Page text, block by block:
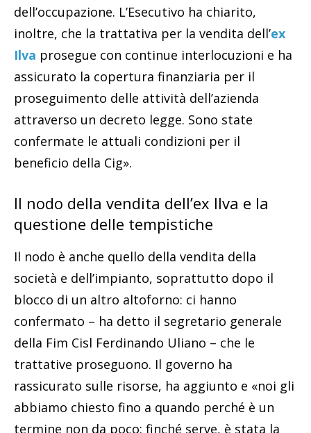
dell’occupazione. L’Esecutivo ha chiarito,
inoltre, che la trattativa per la vendita dell’ex
Ilva prosegue con continue interlocuzioni e ha
assicurato la copertura finanziaria per il
proseguimento delle attività dell’azienda
attraverso un decreto legge. Sono state
confermate le attuali condizioni per il
beneficio della Cig».
Il nodo della vendita dell’ex Ilva e la
questione delle tempistiche
Il nodo è anche quello della vendita della
società e dell’impianto, soprattutto dopo il
blocco di un altro altoforno: ci hanno
confermato – ha detto il segretario generale
della Fim Cisl Ferdinando Uliano – che le
trattative proseguono. Il governo ha
rassicurato sulle risorse, ha aggiunto e «noi gli
abbiamo chiesto fino a quando perché è un
termine non da poco: finché serve, è stata la